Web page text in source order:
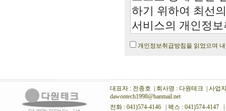
개인정보취급방침을 읽었으며
대표자 : 전종호 | 회사명 : 다원테크 | 사업
dawontech1998@hanmail.net
전화 : 041)574-4146 | 팩스 : 041)574-4147